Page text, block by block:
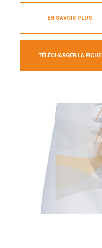
EN SAVOIR PLUS
TÉLÉCHARGER LA FICHE